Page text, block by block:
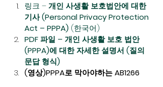
링크 – 개인 사생활 보호법안에 대한
기사 (Personal Privacy Protection
Act – PPPA) (한국어)
PDF 파일 – 개인 사생활 보호 법안
(PPPA)에 대한 자세한 설명서 (질의
문답 형식)
(영상)PPPA로 막아야하는 AB1266